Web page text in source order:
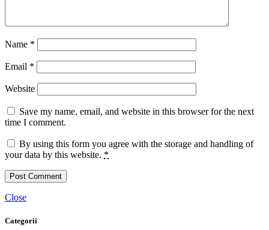
Name *
Email *
Website
Save my name, email, and website in this browser for the next
time I comment.
By using this form you agree with the storage and handling of
your data by this website. *
Close
Categorii